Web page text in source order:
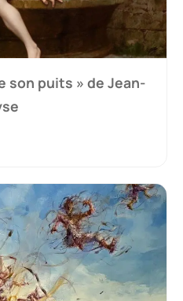
son puits » de Jean-